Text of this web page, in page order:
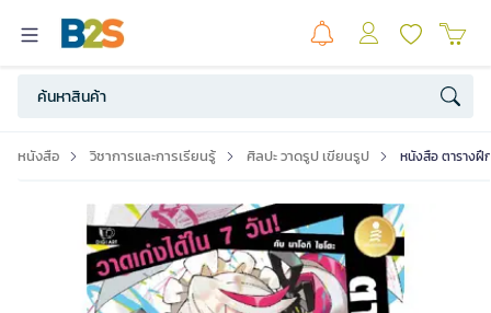
หนังสือ วิชาการและการเรียนรู้ ศิลปะ วาดรูป เขียนรูป หนังสือ ตารางฝึก